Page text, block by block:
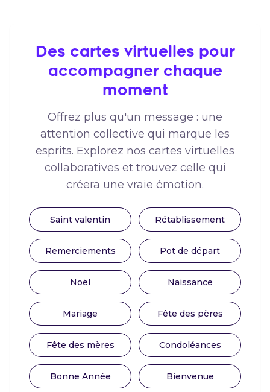
Des cartes virtuelles pour
accompagner chaque
moment
Offrez plus qu'un message : une
attention collective qui marque les
esprits. Explorez nos cartes virtuelles
collaboratives et trouvez celle qui
créera une vraie émotion.
Saint valentin Rétablissement
Remerciements Pot de départ
Noël Naissance
Mariage Fête des pères
Fête des mères Condoléances
Bonne Année Bienvenue